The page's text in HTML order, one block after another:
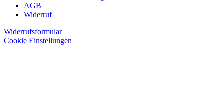
AGB
Widerruf
Widerrufsformular
Cookie Einstellungen